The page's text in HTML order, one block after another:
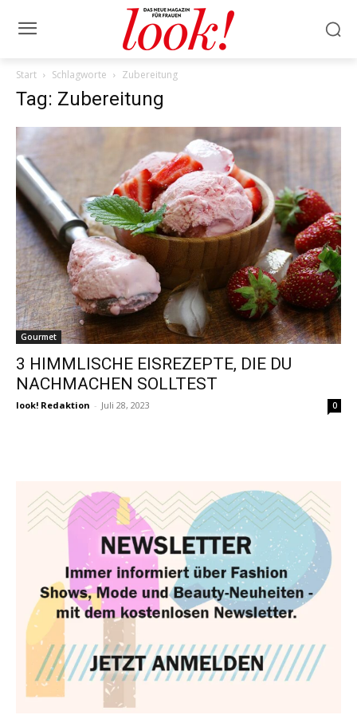
Start Schlagworte Zubereitung
Tag: Zubereitung
Gourmet
3 HIMMLISCHE EISREZEPTE, DIE DU
NACHMACHEN SOLLTEST
look! Redaktion - Juli 28, 2023 0